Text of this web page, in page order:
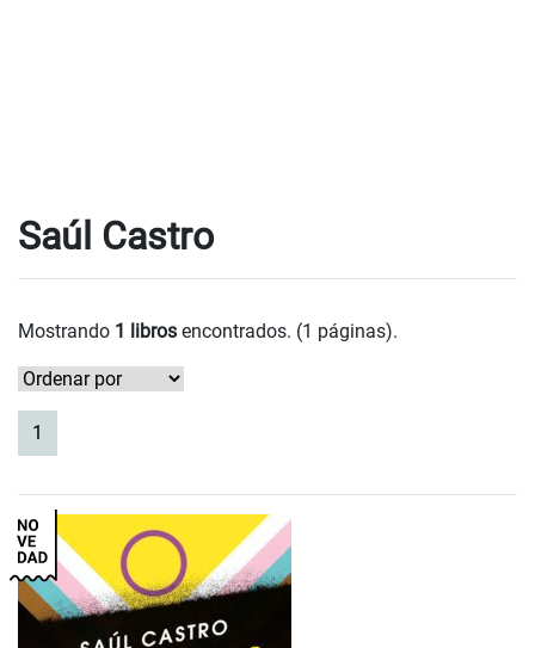
Saúl Castro
Mostrando 1 libros encontrados. (1 páginas).
1